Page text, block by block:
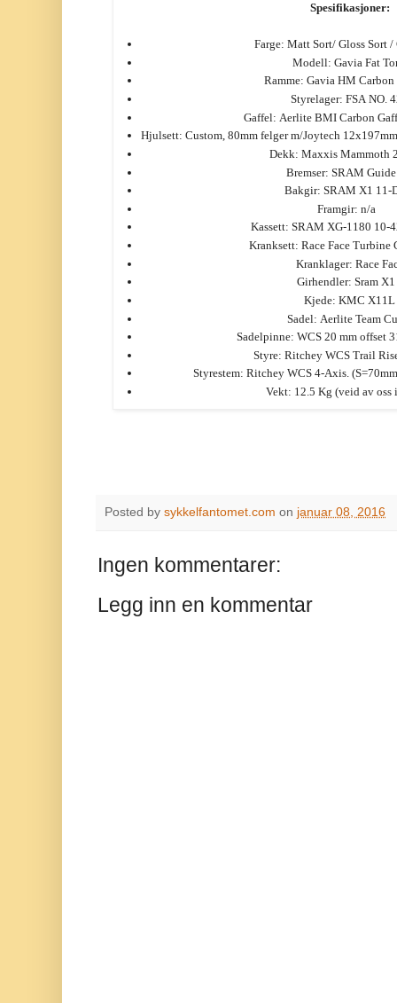
Spesifikasjoner:
Farge: Matt Sort/ Gloss Sort /
Modell: Gavia Fat
Ramme: Gavia HM
Styrelager: FSA NO.
Gaffel: Aerlite BMI Carbon
Hjulsett: Custom, 80mm felger m/Joytech
Dekk: Maxxis Mammoth
Bremser: SRAM
Bakgir: SRAM X1 11-
Framgir: n/a
Kassett: SRAM XG-1180 10-
Kranksett: Race Face Turbine
Kranklager: Race
Girhendler: Sram X1
Kjede: KMC X11L
Sadel: Aerlite Team
Sadelpinne: WCS 20 mm offset
Styre: Ritchey WCS Trail
Styrestem: Ritchey WCS 4-Axis.
Vekt: 12.5 Kg (veid av oss
Posted by sykkelfantomet.com on januar 08, 2016
Ingen kommentarer:
Legg inn en kommentar